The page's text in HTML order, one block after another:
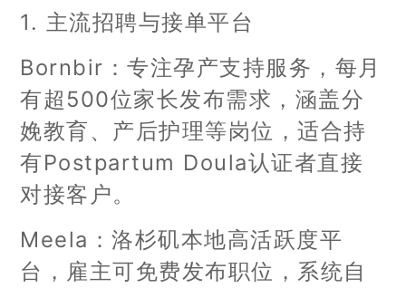
1. 主流招聘与接单平台
Bornbir：专注孕产支持服务，每月
有超500位家长发布需求，涵盖分
娩教育、产后护理等岗位，适合持
有Postpartum Doula认证者直接
对接客户。
Meela：洛杉矶本地高活跃度平
台，雇主可免费发布职位，系统自